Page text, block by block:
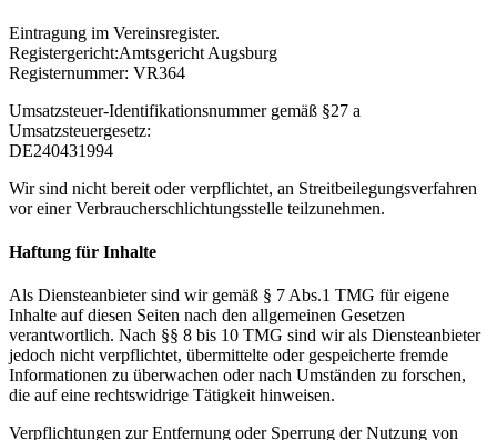
Eintragung im Vereinsregister.
Registergericht:Amtsgericht Augsburg
Registernummer: VR364
Umsatzsteuer-Identifikationsnummer gemäß §27 a
Umsatzsteuergesetz:
DE240431994
Wir sind nicht bereit oder verpflichtet, an Streitbeilegungsverfahren
vor einer Verbraucherschlichtungsstelle teilzunehmen.
Haftung für Inhalte
Als Diensteanbieter sind wir gemäß § 7 Abs.1 TMG für eigene
Inhalte auf diesen Seiten nach den allgemeinen Gesetzen
verantwortlich. Nach §§ 8 bis 10 TMG sind wir als Diensteanbieter
jedoch nicht verpflichtet, übermittelte oder gespeicherte fremde
Informationen zu überwachen oder nach Umständen zu forschen,
die auf eine rechtswidrige Tätigkeit hinweisen.
Verpflichtungen zur Entfernung oder Sperrung der Nutzung von